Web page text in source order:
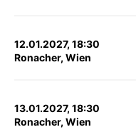
12.01.2027, 18:30
Ronacher, Wien
13.01.2027, 18:30
Ronacher, Wien